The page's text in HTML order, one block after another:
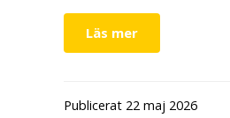
Läs mer
Publicerat 22 maj 2026